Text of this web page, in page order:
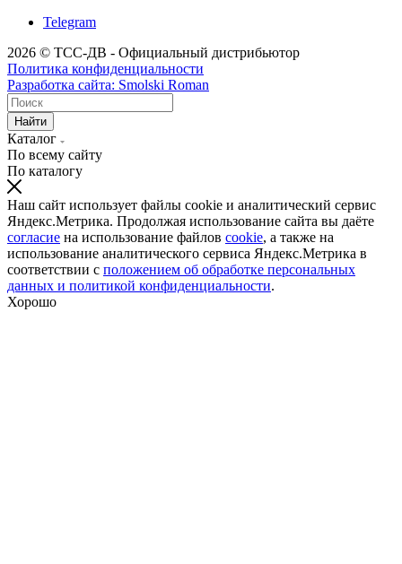
Telegram
2026 © ТСС-ДВ - Официальный дистрибьютор
Политика конфиденциальности
Разработка сайта: Smolski Roman
Найти
Каталог
По всему сайту
По каталогу
Наш сайт использует файлы cookie и аналитический сервис
Яндекс.Метрика. Продолжая использование сайта вы даёте
согласие на использование файлов cookie, а также на
использование аналитического сервиса Яндекс.Метрика в
соответствии с положением об обработке персональных
данных и политикой конфиденциальности.
Хорошо